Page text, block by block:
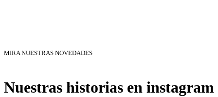
MIRA NUESTRAS NOVEDADES
Nuestras historias en instagram